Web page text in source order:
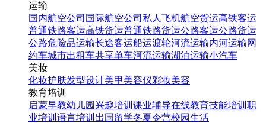
运输
国内航空公司 国际航空公司 私人飞机航空货运高铁客运
普通铁路客运高铁货运普通铁路货运公路客运公路货运
公路危险品运输长途客运船运渡轮河流运输内河运输网
约车城市出租车共享单车河流运输湖泊运输小汽车
美妆
化妆护肤发型设计美甲 美容仪彩妆美容
教育培训
启蒙早教幼儿园 兴趣培训 课业辅导在线教育技能培训 职
业培训 语言培训 出国留学冬夏令营校园生活